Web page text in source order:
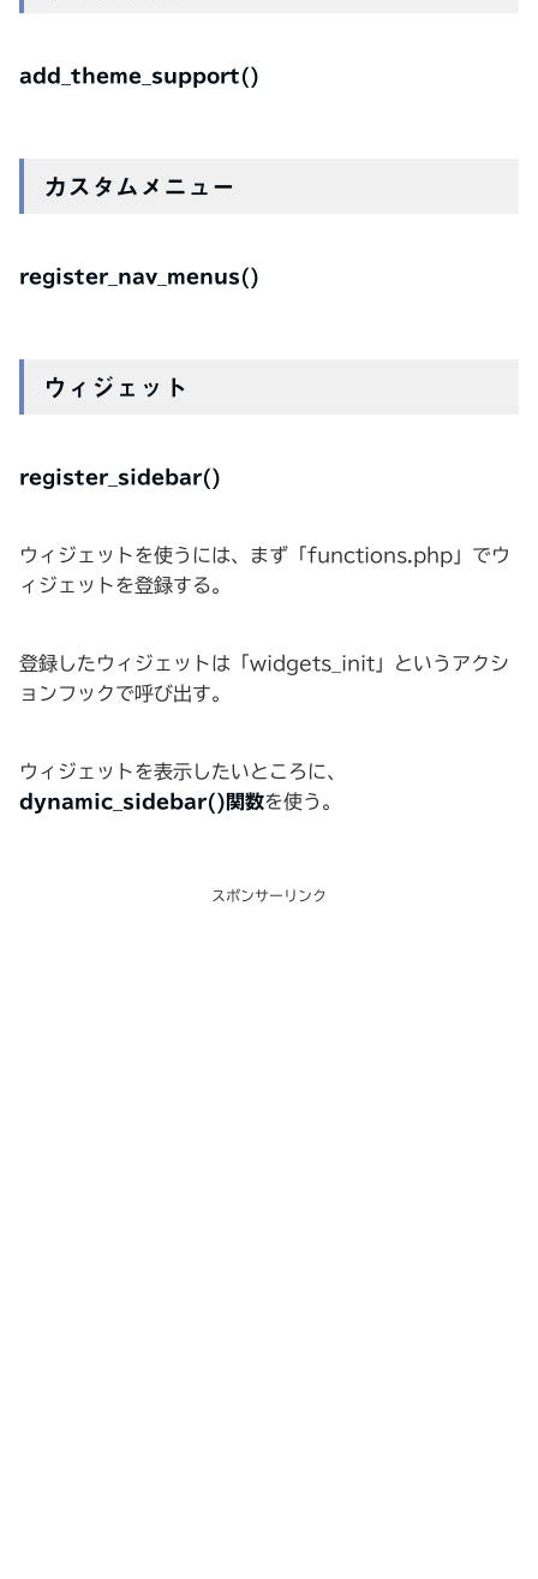
add_theme_support()
カスタムメニュー
register_nav_menus()
ウィジェット
register_sidebar()
ウィジェットを使うには、まず「functions.php」でウ
ィジェットを登録する。
登録したウィジェットは「widgets_init」というアクシ
ョンフックで呼び出す。
ウィジェットを表示したいところに、
dynamic_sidebar() 関数を使う。
スポンサーリンク